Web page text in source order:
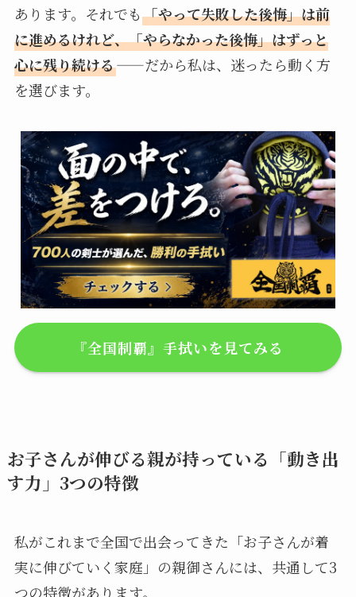
あります。それでも 「やって失敗した後悔」は前
に進めるけれど、「やらなかった後悔」はずっと
心に残り続ける——だから私は、迷ったら動く方
を選びます。
『全国制覇』手拭いを見てみる
お子さんが伸びる親が持っている「動き出
す力」3つの特徴
私がこれまで全国で出会ってきた「お子さんが着
実に伸びていく家庭」の親御さんには、共通して3
つの特徴があります。